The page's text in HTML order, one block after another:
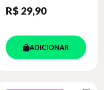
R$ 29,90
ADICIONAR